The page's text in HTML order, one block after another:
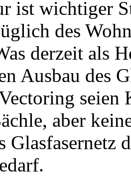
ist wichtiger
des
derzeit als
Ausbau des
seien
aber
Glasfasernetz